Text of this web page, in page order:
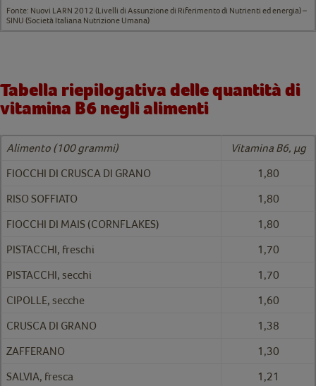
Fonte: Nuovi LARN 2012 (Livelli di Assunzione di Riferimento di Nutrienti ed energia) –
SINU (Società Italiana Nutrizione Umana)
Tabella riepilogativa delle quantità di
vitamina B6 negli alimenti
Alimento (100 grammi)
Vitamina B6, µg
FIOCCHI DI CRUSCA DI GRANO
1,80
RISO SOFFIATO
1,80
FIOCCHI DI MAIS (CORNFLAKES)
1,80
PISTACCHI, freschi
1,70
PISTACCHI, secchi
1,70
CIPOLLE, secche
1,60
CRUSCA DI GRANO
1,38
ZAFFERANO
1,30
SALVIA, fresca
1,21